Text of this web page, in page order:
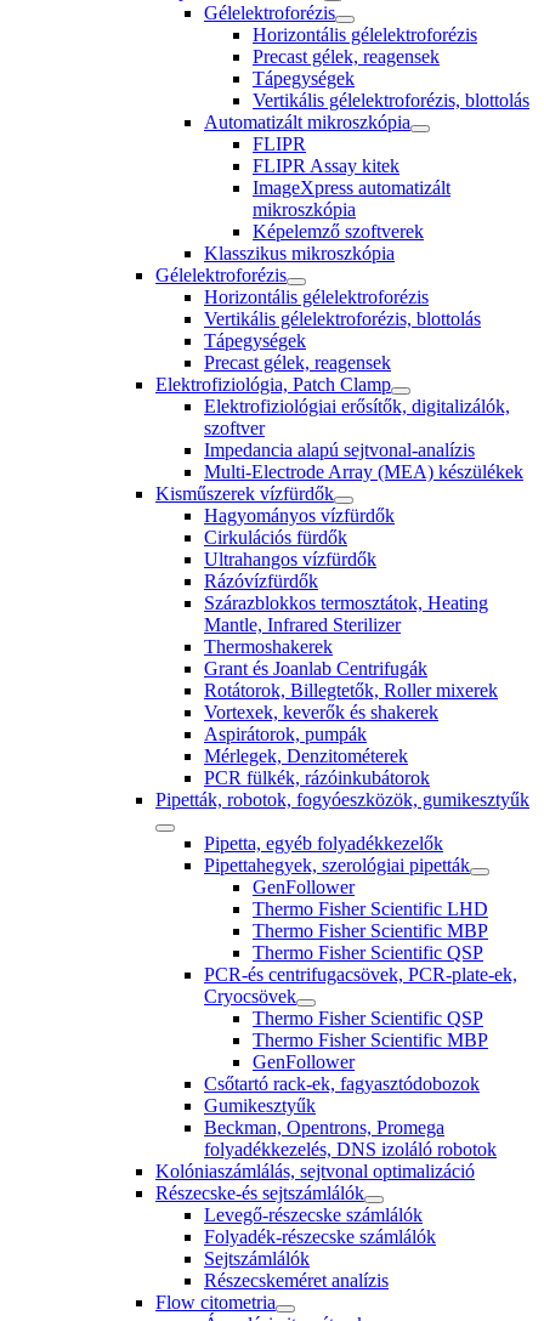
Gélelektroforézis
Horizontális gélelektroforézis
Precast gélek, reagensek
Tápegységek
Vertikális gélelektroforézis, blottolás
Automatizált mikroszkópia
FLIPR
FLIPR Assay kitek
ImageXpress automatizált
mikroszkópia
Képelemző szoftverek
Klasszikus mikroszkópia
Gélelektroforézis
Horizontális gélelektroforézis
Vertikális gélelektroforézis, blottolás
Tápegységek
Precast gélek, reagensek
Elektrofiziológia, Patch Clamp
Elektrofiziológiai erősítők, digitalizálók,
szoftver
Impedancia alapú sejtvonal-analízis
Multi-Electrode Array (MEA) készülékek
Kisműszerek vízfürdők
Hagyományos vízfürdők
Cirkulációs fürdők
Ultrahangos vízfürdők
Rázóvízfürdők
Szárazblokkos termosztátok, Heating
Mantle, Infrared Sterilizer
Thermoshakerek
Grant és Joanlab Centrifugák
Rotátorok, Billegtetők, Roller mixerek
Vortexek, keverők és shakerek
Aspirátorok, pumpák
Mérlegek, Denzitométerek
PCR fülkék, rázóinkubátorok
Pipetták, robotok, fogyóeszközök, gumikesztyűk
Pipetta, egyéb folyadékkezelők
Pipettahegyek, szerológiai pipetták
GenFollower
Thermo Fisher Scientific LHD
Thermo Fisher Scientific MBP
Thermo Fisher Scientific QSP
PCR-és centrifugacsövek, PCR-plate-ek,
Cryocsövek
Thermo Fisher Scientific QSP
Thermo Fisher Scientific MBP
GenFollower
Csőtartó rack-ek, fagyasztódobozok
Gumikesztyűk
Beckman, Opentrons, Promega
folyadékkezelés, DNS izoláló robotok
Kolóniaszámlálás, sejtvonal optimalizáció
Részecske-és sejtszámlálók
Levegő-részecske számlálók
Folyadék-részecske számlálók
Sejtszámlálók
Részecskeméret analízis
Flow citometria